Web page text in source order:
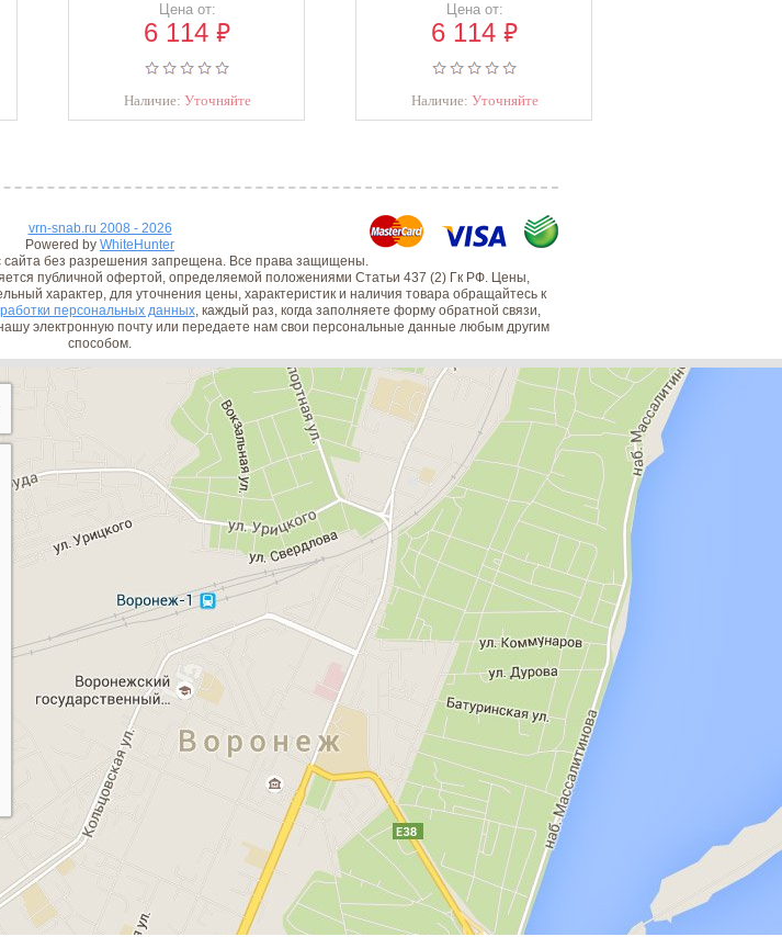
Цена от:
6 114 ₽
Наличие: Уточняйте
Цена от:
6 114 ₽
Наличие: Уточняйте
vrn-snab.ru 2008 - 2026
Powered by WhiteHunter
сайта без разрешения запрещена. Все права защищены.
публичной офертой, определяемой положениями Статьи 437 (2) Гк РФ. Цены,
характер, для уточнения цены, характеристик и наличия товара обращайтесь к
персональных данных, каждый раз, когда заполняете форму обратной связи,
электронную почту или передаете нам свои персональные данные любым другим
способом.